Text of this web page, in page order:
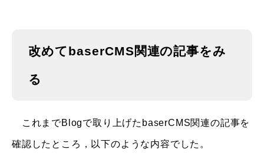
改めてbaserCMS関連の記事をみ
る
これまでBlogで取り上げたbaserCMS関連の記事を
確認したところ，以下のような内容でした。